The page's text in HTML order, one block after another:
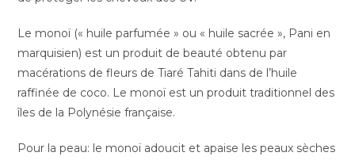
Le monoï (« huile parfumée » ou « huile sacrée », Pani en
marquisien) est un produit de beauté obtenu par
macérations de fleurs de Tiaré Tahiti dans de l’huile
raffinée de coco. Le monoï est un produit traditionnel des
îles de la Polynésie française.
Pour la peau: le monoï adoucit et apaise les peaux sèches